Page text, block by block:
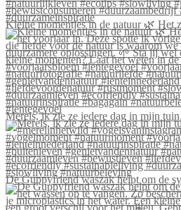
Kleine momentjes in de natuur 🌿 Het
Merels, ik zie ze iedere dag in mijn
De Guppyfriend waszak helpt om de